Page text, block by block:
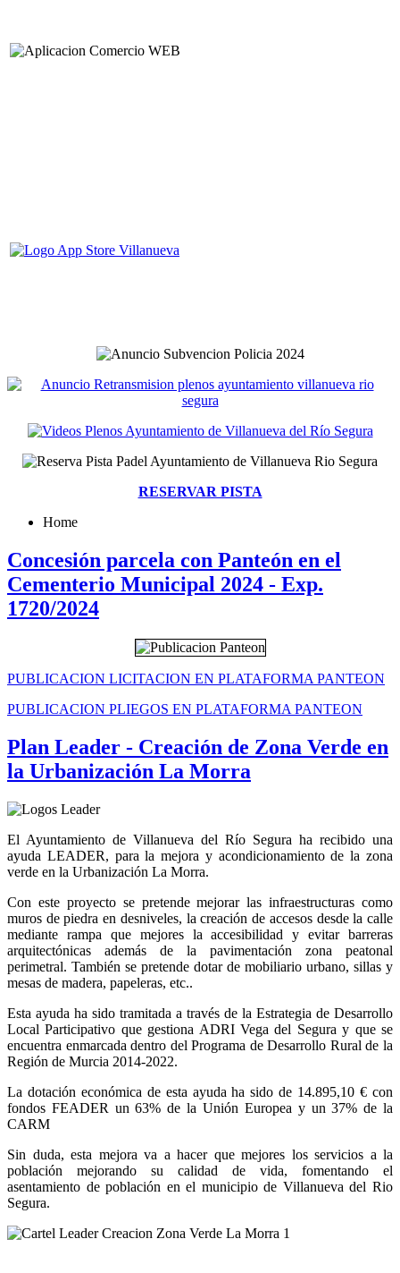
RESERVAR PISTA
Home
Concesión parcela con Panteón en el
Cementerio Municipal 2024 - Exp.
1720/2024
PUBLICACION LICITACION EN PLATAFORMA PANTEON
PUBLICACION PLIEGOS EN PLATAFORMA PANTEON
Plan Leader - Creación de Zona Verde en
la Urbanización La Morra
El Ayuntamiento de Villanueva del Río Segura ha recibido una
ayuda LEADER, para la mejora y acondicionamiento de la zona
verde en la Urbanización La Morra.
Con este proyecto se pretende mejorar las infraestructuras como
muros de piedra en desniveles, la creación de accesos desde la calle
mediante rampa que mejores la accesibilidad y evitar barreras
arquitectónicas además de la pavimentación zona peatonal
perimetral. También se pretende dotar de mobiliario urbano, sillas y
mesas de madera, papeleras, etc..
Esta ayuda ha sido tramitada a través de la Estrategia de Desarrollo
Local Participativo que gestiona ADRI Vega del Segura y que se
encuentra enmarcada dentro del Programa de Desarrollo Rural de la
Región de Murcia 2014-2022.
La dotación económica de esta ayuda ha sido de 14.895,10 € con
fondos FEADER un 63% de la Unión Europea y un 37% de la
CARM
Sin duda, esta mejora va a hacer que mejores los servicios a la
población mejorando su calidad de vida, fomentando el
asentamiento de población en el municipio de Villanueva del Rio
Segura.